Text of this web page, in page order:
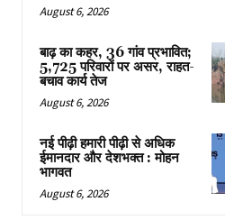
August 6, 2026
बाढ़ का कहर, 36 गांव प्रभावित;
5,725 परिवारों पर असर, राहत-
बचाव कार्य तेज
August 6, 2026
नई पीढ़ी हमारी पीढ़ी से अधिक
ईमानदार और देशभक्त : मोहन
भागवत
August 6, 2026